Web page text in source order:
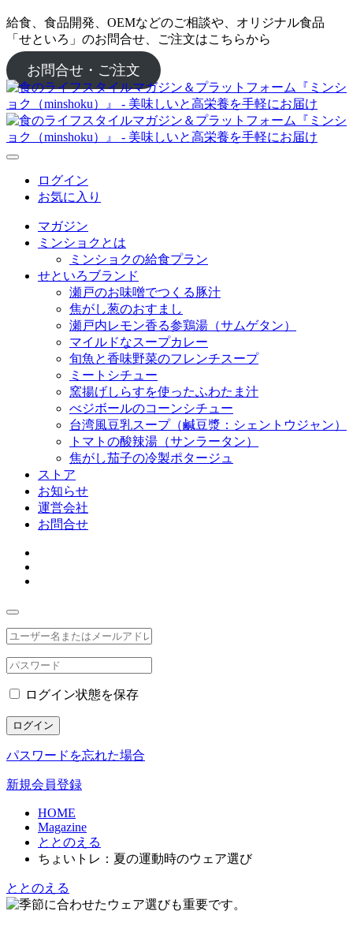
給食、食品開発、OEMなどのご相談や、オリジナル食品
「せといろ」のお問合せ、ご注文はこちらから
お問合せ・ご注文
ログイン
お気に入り
マガジン
ミンショクとは
ミンショクの給食プラン
せといろブランド
瀬戸のお味噌でつくる豚汁
焦がし葱のおすまし
瀬戸内レモン香る参鶏湯（サムゲタン）
マイルドなスープカレー
旬魚と香味野菜のフレンチスープ
ミートシチュー
窯揚げしらすを使ったふわたま汁
べジボールのコーンシチュー
台湾風豆乳スープ（鹹豆漿：シェントウジャン）
トマトの酸辣湯（サンラータン）
焦がし茄子の冷製ポタージュ
ストア
お知らせ
運営会社
お問合せ
ログイン状態を保存
ログイン
パスワードを忘れた場合
新規会員登録
HOME
Magazine
ととのえる
ちょいトレ：夏の運動時のウェア選び
ととのえる